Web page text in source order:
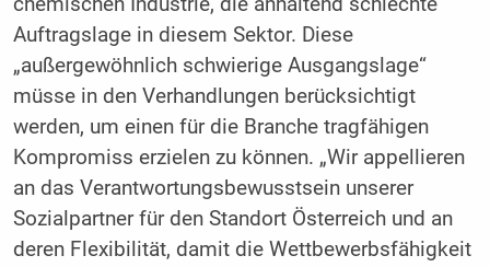
Auftragslage in diesem Sektor. Diese
„außergewöhnlich schwierige Ausgangslage“
müsse in den Verhandlungen berücksichtigt
werden, um einen für die Branche tragfähigen
Kompromiss erzielen zu können. „Wir appellieren
an das Verantwortungsbewusstsein unserer
Sozialpartner für den Standort Österreich und an
deren Flexibilität, damit die Wettbewerbsfähigkeit